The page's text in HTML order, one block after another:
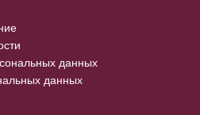
данных
данных